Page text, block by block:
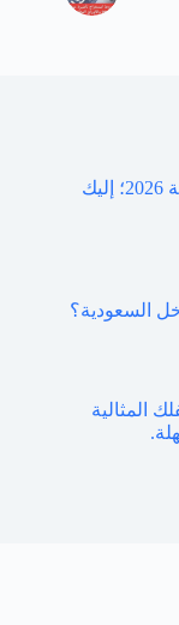
حقيقة إسلام المنتج سايروس باتيل في السعودية 2026؛ إليك
السعودية؟
المثالية